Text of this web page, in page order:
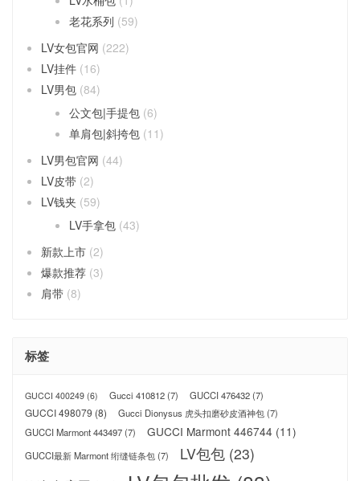
老花系列 (59)
LV女包官网 (222)
LV挂件 (16)
LV男包 (84)
公文包|手提包 (6)
单肩包|斜挎包 (11)
LV男包官网 (44)
LV皮带 (2)
LV钱夹 (59)
LV手拿包 (43)
新款上市 (2)
爆款推荐 (3)
肩带 (8)
标签
GUCCI 400249 (6) Gucci 410812(7) GUCCI 476432(7)
GUCCI 498079 (8) Gucci Dionysus 虎头扣磨砂皮酒神包(7)
GUCCI Marmont 443497(7) GUCCI Marmont 446744 (11)
GUCCI最新 Marmont 绗缝链条包(7) LV包包 (23)